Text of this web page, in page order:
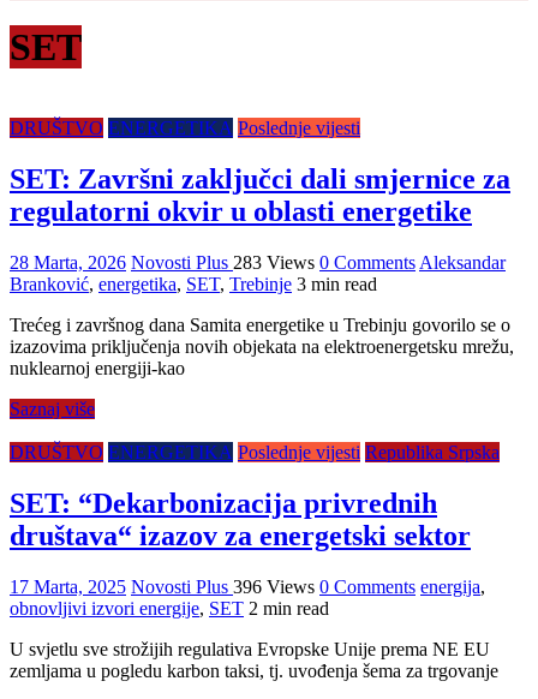
SET
DRUŠTVO ENERGETIKA Poslednje vijesti
SET: Završni zaključci dali smjernice za
regulatorni okvir u oblasti energetike
28 Marta, 2026 Novosti Plus 283 Views 0 Comments Aleksandar
Branković, energetika, SET, Trebinje 3 min read
Trećeg i završnog dana Samita energetike u Trebinju govorilo se o
izazovima priključenja novih objekata na elektroenergetsku mrežu,
nuklearnoj energiji-kao
Saznaj više
DRUŠTVO ENERGETIKA Poslednje vijesti Republika Srpska
SET: “Dekarbonizacija privrednih
društava“ izazov za energetski sektor
17 Marta, 2025 Novosti Plus 396 Views 0 Comments energija,
obnovljivi izvori energije, SET 2 min read
U svjetlu sve strožijih regulativa Evropske Unije prema NE EU
zemljama u pogledu karbon taksi, tj. uvođenja šema za trgovanje